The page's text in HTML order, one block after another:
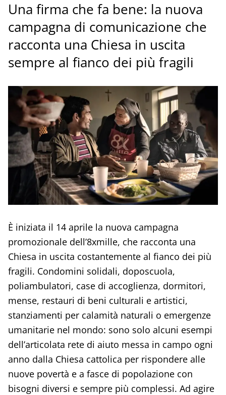
Una firma che fa bene: la nuova
campagna di comunicazione che
racconta una Chiesa in uscita
sempre al fianco dei più fragili
È iniziata il 14 aprile la nuova campagna
promozionale dell’8xmille, che racconta una
Chiesa in uscita costantemente al fianco dei più
fragili. Condomini solidali, doposcuola,
poliambulatori, case di accoglienza, dormitori,
mense, restauri di beni culturali e artistici,
stanziamenti per calamità naturali o emergenze
umanitarie nel mondo: sono solo alcuni esempi
dell’articolata rete di aiuto messa in campo ogni
anno dalla Chiesa cattolica per rispondere alle
nuove povertà e a fasce di popolazione con
bisogni diversi e sempre più complessi. Ad agire